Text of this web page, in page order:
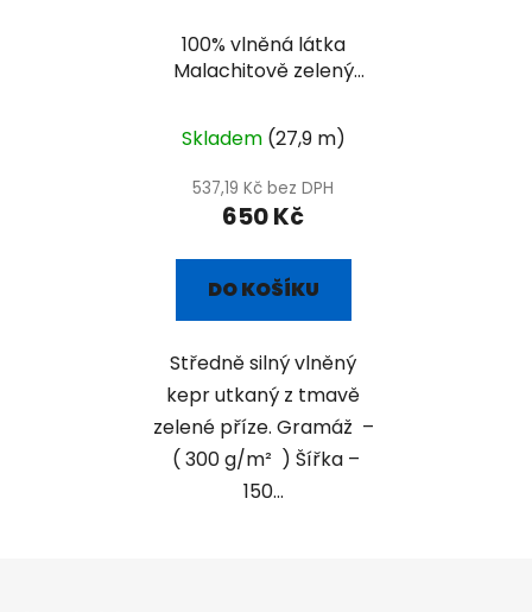
100% vlněná látka
Malachitově zelený
Skladem (27,9 m)
537,19 Kč bez DPH
650 Kč
DO KOŠÍKU
Středně silný vlněný
kepr utkaný z tmavě
zelené příze. Gramáž –
( 300 g/m² ) Šířka –
150...